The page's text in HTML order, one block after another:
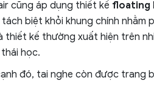
cũng áp dụng thiết kế floating
biệt khỏi khung chính nhằm
thiết kế thường xuất hiện trên
học.
đó, tai nghe còn được trang